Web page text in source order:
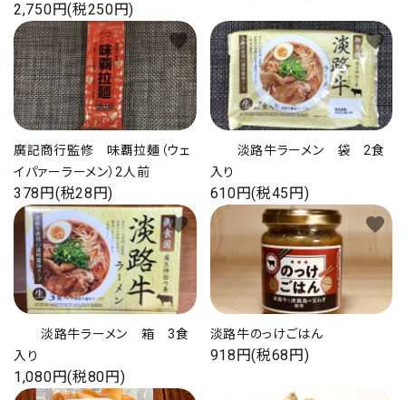
2,750円(税250円)
廣記商行監修 味覇拉麺（ウェ
イパァーラーメン）2人前
378円(税28円)
favorite
淡路牛ラーメン 袋 2食
入り
610円(税45円)
favorite
淡路牛ラーメン 箱 3食
入り
1,080円(税80円)
favorite
淡路牛のっけごはん
918円(税68円)
favorite